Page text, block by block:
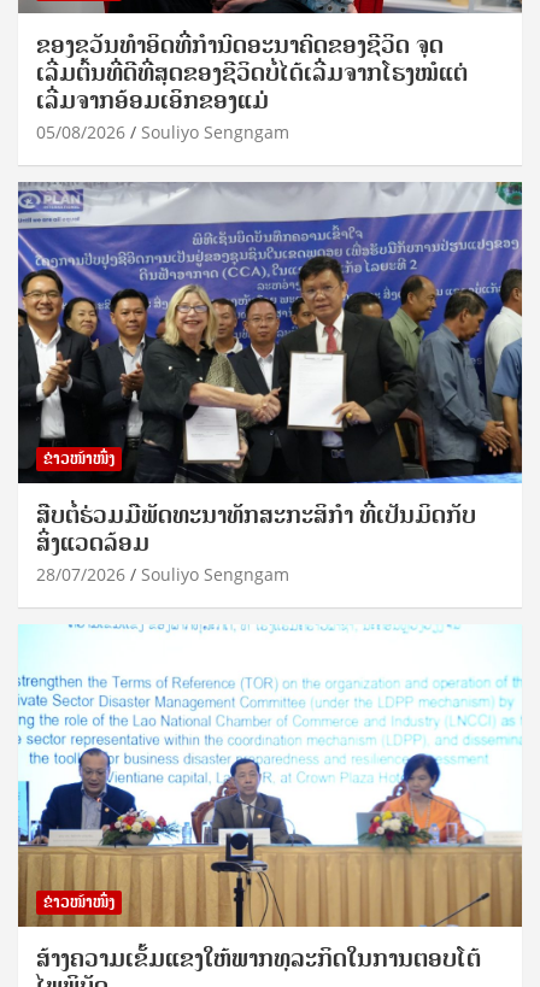
ຂອງຂວັນທໍາອິດທີ່ກໍານົດອະນາຄົດຂອງຊີວິດ ຈຸດ
ເລີ່ມຕົ້ນທີ່ດີທີ່ສຸດຂອງຊີວິດບໍ່ໄດ້ເລີ່ມຈາກໂຮງໝໍແຕ່
ເລີ່ມຈາກອ້ອມເອິກຂອງແມ່
05/08/2026 Souliyo Sengngam
ຂ່າວໜ້າໜຶ່ງ
ສືບຕໍ່ຮ່ວມມືພັດທະນາທັກສະກະສິກຳ ທີ່ເປັນມິດກັບ
ສິ່ງແວດລ້ອມ
28/07/2026 Souliyo Sengngam
ຂ່າວໜ້າໜຶ່ງ
ສ້າງຄວາມເຂັ້ມແຂງໃຫ້ພາກທຸລະກິດໃນການຕອບໂຕ້